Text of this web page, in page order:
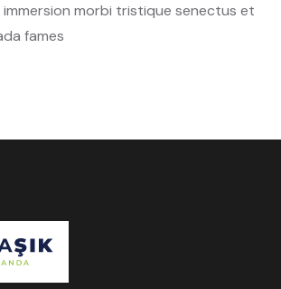
morbi tristique senectus et
fames